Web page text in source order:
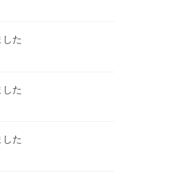
た
た
た